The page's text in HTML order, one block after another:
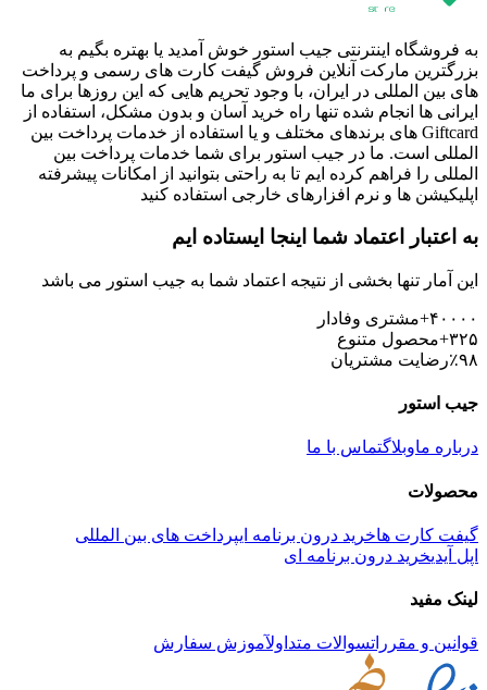
به فروشگاه اینترنتی جیب استور خوش آمدید یا بهتره بگیم به
بزرگترین مارکت آنلاین فروش گیفت کارت های رسمی و پرداخت
های بین المللی در ایران، با وجود تحریم هایی که این روزها برای ما
ایرانی ها انجام شده تنها راه خرید آسان و بدون مشکل، استفاده از
Giftcard های برندهای مختلف و یا استفاده از خدمات پرداخت بین
المللی است. ما در جیب استور برای شما خدمات پرداخت بین
المللی را فراهم کرده ایم تا به راحتی بتوانید از امکانات پیشرفته
اپلیکیشن ها و نرم افزارهای خارجی استفاده کنید
به اعتبار اعتماد شما اینجا ایستاده ایم
این آمار تنها بخشی از نتیجه اعتماد شما به جیب استور می باشد
+۴۰۰۰۰مشتری وفادار
+۳۲۵محصول متنوع
٪۹۸رضایت مشتریان
جیب استور
درباره ماوبلاگتماس با ما
محصولات
گیفت کارت هاخرید درون برنامه ایپرداخت های بین المللی
اپل آیدیخرید درون برنامه ای
لینک مفید
قوانین و مقرراتسوالات متداولآموزش سفارش